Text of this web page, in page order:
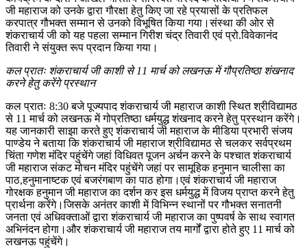
जी महाराज को उनके द्वारा गौरक्षा हेतु किए जा रहे प्रयासों के प्रतिफल
करपात्र गौभक्त सम्मान से उनको विभूषित किया गया।संस्था की ओर से
शंकराचार्य जी को यह पहला सम्मान गिरीश चंद्र तिवारी एवं प्रो.विवेकानंद
तिवारी ने संयुक्त रूप प्रदान किया गया।
कल प्रातः शंकराचार्य जी काशी से 11 मार्च को लखनऊ में गौप्रतिष्ठा शंखनाद
करने हेतु करेंगे प्रस्थान
कल प्रातः 8:30 बजे पूज्यपाद शंकराचार्य जी महाराज काशी स्थित श्रीविद्यामठ
से 11 मार्च को लखनऊ में गोप्रतिष्ठा धर्मयुद्ध शंखनाद करने हेतु प्रस्थान करेंगे।
यह जानकारी साझा करते हुए शंकराचार्य जी महाराज के मीडिया प्रभारी संजय
पाण्डेय ने बताया कि शंकराचार्य जी महाराज श्रीविद्यामठ से चलकर सर्वप्रथम
चिंता गणेश मंदिर पहुंचेंगे जहां विधिवत पूजन अर्चन करने के पश्चात शंकराचार्य
जी महाराज संकट मोचन मंदिर पहुंचेंगे जहां पर सामूहिक हनुमान चालीसा का
पाठ,हनुमानाष्टक एवं बजरंगबाण का पाठ होगा।एवं शंकराचार्य जी महाराज
गोरक्षक हनुमान जी महाराज का दर्शन कर इस धर्मयुद्ध में विजय प्राप्त करने हेतु
प्रार्थना करेंगे।जिसके अनंतर काशी में विभिन्न स्थानों पर गौभक्त सनातनी
जनता एवं अधिवक्ताओं द्वारा शंकराचार्य जी महाराज का पुष्पवर्ष के साथ स्वागत
अभिनंदन होगा।और शंकराचार्य जी महाराज तय मार्गों द्वारा होते हुए 11 मार्च को
लखनऊ पहुंचेंगे।